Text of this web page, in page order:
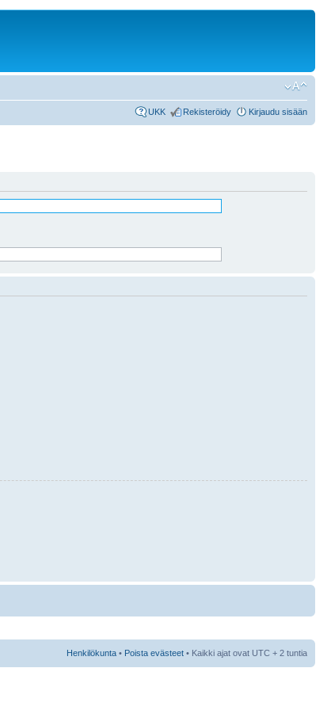
UKK Rekisteröidy Kirjaudu sisään
Henkilökunta • Poista evästeet • Kaikki ajat ovat UTC + 2 tuntia